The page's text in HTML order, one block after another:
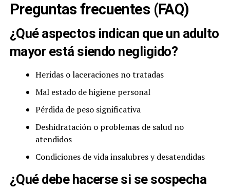
Preguntas frecuentes (FAQ)
¿Qué aspectos indican que un adulto
mayor está siendo negligido?
Heridas o laceraciones no tratadas
Mal estado de higiene personal
Pérdida de peso significativa
Deshidratación o problemas de salud no
atendidos
Condiciones de vida insalubres y desatendidas
¿Qué debe hacerse si se sospecha